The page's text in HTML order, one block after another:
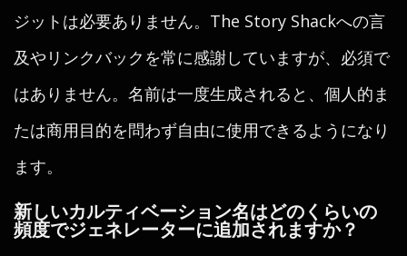
ジットは必要ありません。The Story Shackへの言
及やリンクバックを常に感謝していますが、必須で
はありません。名前は一度生成されると、個人的ま
たは商用目的を問わず自由に使用できるようになり
ます。
新しいカルティベーション名はどのくらいの
頻度でジェネレーターに追加されますか？